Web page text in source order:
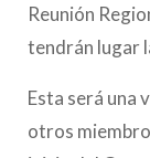
Reunión
tendrán lugar
Esta será una
otros